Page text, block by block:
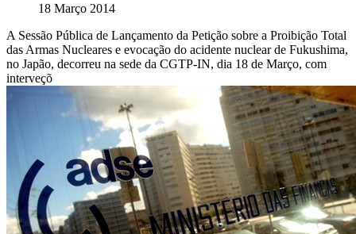
18 Março 2014
A Sessão Pública de Lançamento da Petição sobre a Proibição Total
das Armas Nucleares e evocação do acidente nuclear de Fukushima,
no Japão, decorreu na sede da CGTP-IN, dia 18 de Março, com
interveçõ